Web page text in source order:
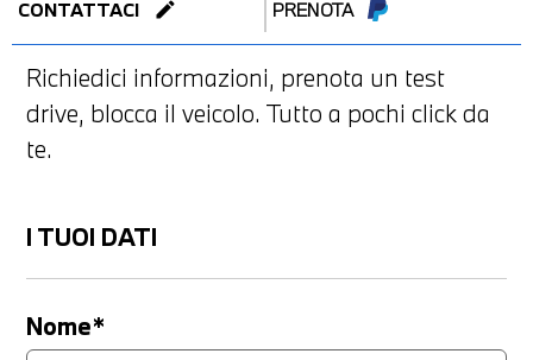
CONTATTACI edit PRENOTA
Richiedici informazioni, prenota un test
drive, blocca il veicolo. Tutto a pochi click da
te.
I TUOI DATI
Nome*